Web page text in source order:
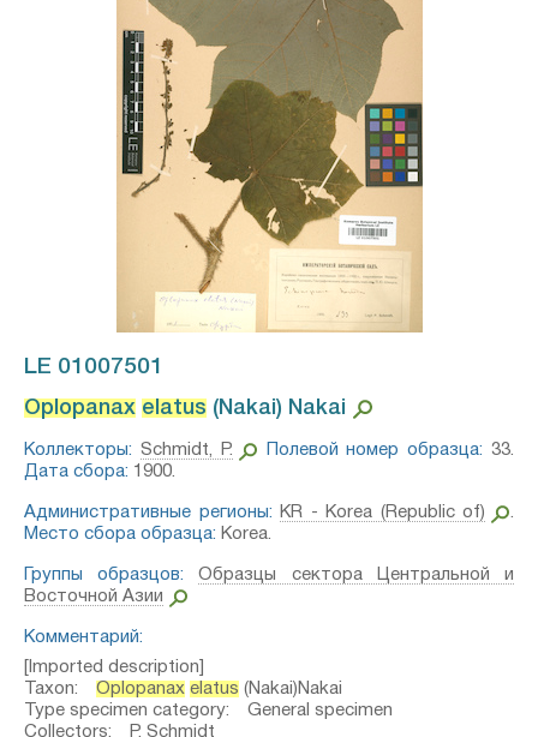
LE 01007501
Oplopanax elatus (Nakai) Nakai⁣
Коллекторы: Schmidt, P. Полевой номер образца: 33.
Дата сбора: 1900.
Административные регионы: KR - Korea (Republic of)
.
Место сбора образца: Korea.
Группы образцов:
Образцы сектора Центральной и
Восточной Азии
Комментарий:
[Imported description]
Taxon: Oplopanax elatus (Nakai)Nakai
Type specimen category: General specimen
Collectors: P. Schmidt